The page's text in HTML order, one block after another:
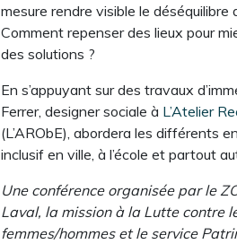
mesure rendre visible le déséquilibre
Comment repenser des lieux pour
des solutions ?
En s’appuyant sur des travaux
Ferrer, designer sociale à L’Atelier
(L’ARObE), abordera les différents
inclusif en ville, à l’école et partout
Une conférence organisée par le
Laval, la mission à la Lutte contre
femmes/hommes et le service